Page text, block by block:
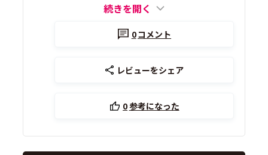
続きを開く
0コメント
レビューをシェア
0参考になった